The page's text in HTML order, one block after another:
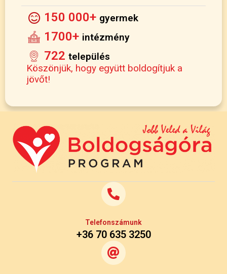
150 000+ gyermek
1700+ intézmény
722 település
Köszönjük, hogy együtt boldogítjuk a
jövőt!
Telefonszámunk
+36 70 635 3250